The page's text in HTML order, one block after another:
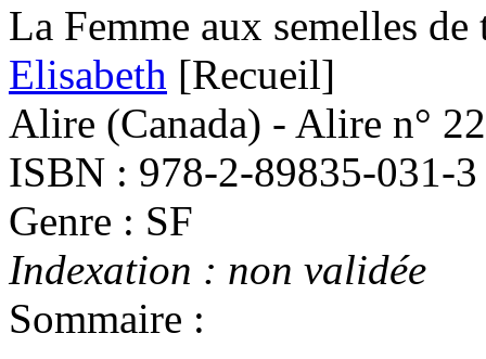
La Femme aux semelles de
Elisabeth [Recueil]
Alire (Canada) - Alire n°
ISBN : 978-2-89835-031-3
Genre : SF
Indexation : non validée
Sommaire :